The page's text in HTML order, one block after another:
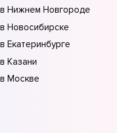
Нижнем Новгороде
Новосибирске
Екатеринбурге
Казани
Москве